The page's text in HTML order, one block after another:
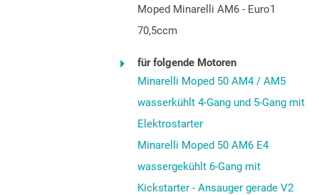
Moped Minarelli AM6 - Euro1
70,5ccm
für folgende Motoren
Minarelli Moped 50 AM4 / AM5
wasserkühlt 4-Gang und 5-Gang mit
Elektrostarter
Minarelli Moped 50 AM6 E4
wassergekühlt 6-Gang mit
Kickstarter - Ansauger gerade V2